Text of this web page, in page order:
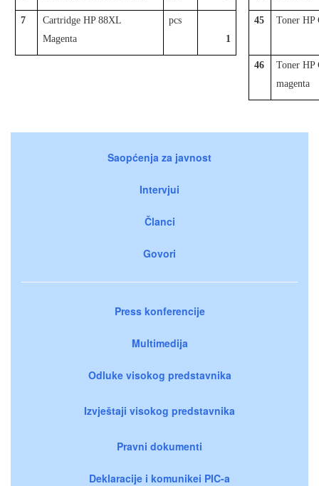
7
Cartridge HP 88XL
Magenta
pcs
1
45 Toner HP
46
Toner HP
magenta
Saopćenja za javnost
Intervjui
Članci
Govori
Press konferencije
Multimedija
Odluke visokog predstavnika
Izvještaji visokog predstavnika
Pravni dokumenti
Deklaracije i komunikei PIC-a